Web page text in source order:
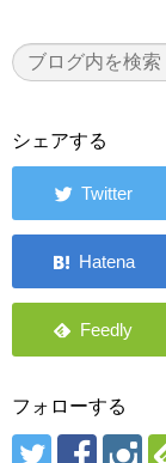
シェアする
フォローする